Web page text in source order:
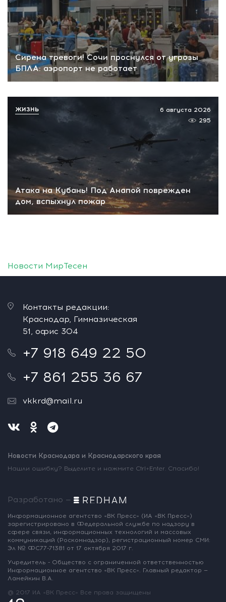
Сирена тревоги! Сочи проснулся от угрозы
БПЛА: аэропорт не работает
Атака на Кубань! Под Анапой поврежден
дом, вспыхнул пожар
6 августа 2026
295
ЖИЗНЬ
Новости МирТесен
Контакты редакции:
Краснодар, Гимназическая
51, офис 304
+7 918 649 22 50
+7 861 255 36 67
vkkrd@mail.ru
Новости Краснодара и Краснодарского края
Нашли ошибку? Выделите и нажмите Ctrl+Enter. Спасибо!
Разработано —
Информационное агентство «ВК Пресс» (ИА «ВК Пресс»)
зарегистрировано в Федеральной службе по надзору в
сфере связи, информационных технологий и массовых
коммуникаций (Роскомнадзор), регистрационный номер СМИ:
Эл № ФС77-71381 от 17 октября 2017 г.
Учредитель - Общество с ограниченной ответственностью
Информационное агентство «ВК Пресс». Главный редактор —
Ламейкин В.А.
@ 2017 ИА «ВК Пресс» Все права защищены